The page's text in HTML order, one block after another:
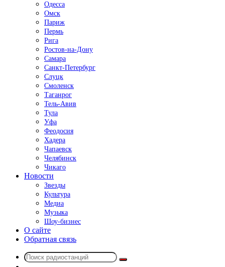
Одесса
Омск
Париж
Пермь
Рига
Ростов-на-Дону
Самара
Санкт-Петербург
Слуцк
Смоленск
Таганрог
Тель-Авив
Тула
Уфа
Феодосия
Хадера
Чапаевск
Челябинск
Чикаго
Новости
Звезды
Культура
Медиа
Музыка
Шоу-бизнес
О сайте
Обратная связь
Поиск